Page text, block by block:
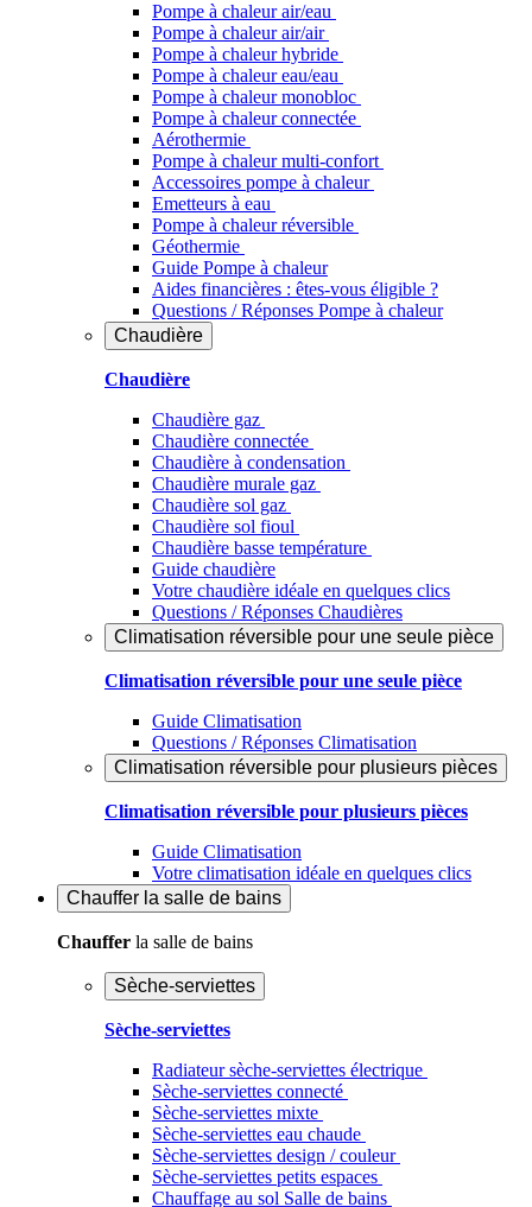
Pompe à chaleur air/eau
Pompe à chaleur air/air
Pompe à chaleur hybride
Pompe à chaleur​ eau/eau
Pompe à chaleur monobloc
Pompe à chaleur connectée
Aérothermie
Pompe à chaleur multi-confort
Accessoires pompe à chaleur
Emetteurs à eau
Pompe à chaleur réversible
Géothermie
Guide Pompe à chaleur
Aides financières : êtes-vous éligible ?
Questions / Réponses Pompe à chaleur
Chaudière
Chaudière
Chaudière gaz
Chaudière connectée
Chaudière à condensation
Chaudière murale gaz
Chaudière sol gaz
Chaudière sol fioul
Chaudière basse température
Guide chaudière
Votre chaudière idéale en quelques clics
Questions / Réponses Chaudières
Climatisation réversible pour une seule pièce
Climatisation réversible pour une seule pièce
Guide Climatisation
Questions / Réponses Climatisation
Climatisation réversible pour plusieurs pièces
Climatisation réversible pour plusieurs pièces
Guide Climatisation
Votre climatisation idéale en quelques clics
Chauffer la salle de bains
Chauffer la salle de bains
Sèche-serviettes
Sèche-serviettes
Radiateur sèche-serviettes électrique
Sèche-serviettes connecté
Sèche-serviettes mixte
Sèche-serviettes eau chaude
Sèche-serviettes design / couleur
Sèche-serviettes petits espaces
Chauffage au sol Salle de bains